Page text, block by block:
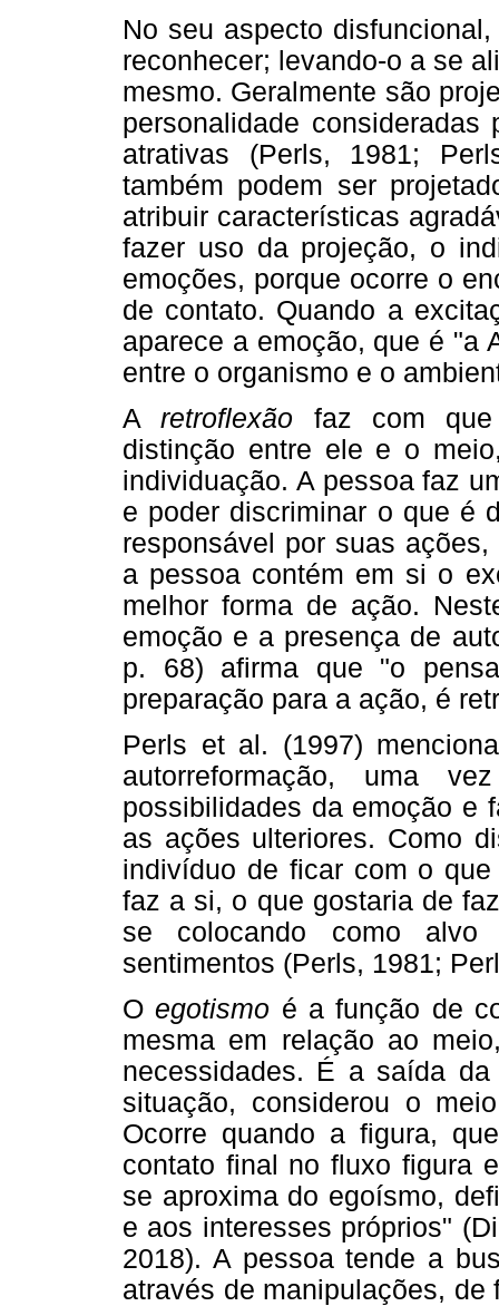
No seu aspecto
reconhecer; levando-o a se
mesmo. Geralmente são
personalidade
atrativas (Perls, 1981;
também podem ser
atribuir características
fazer uso da projeção, o
emoções, porque ocorre o
de contato. Quando a
aparece a emoção, que é "a
entre o organismo e o
Aretroflexão faz com que
distinção entre ele e o
individuação. A pessoa faz
e poder discriminar o que é
responsável por suas
a pessoa contém em si o
melhor forma de ação.
emoção e a presença de
p. 68) afirma que "o
preparação para a ação, é
Perls et al. (1997)
autorreformação, uma
possibilidades da emoção e
as ações ulteriores. Como
indivíduo de ficar com o
faz a si, o que gostaria de
se colocando como
sentimentos (Perls, 1981;
Oegotismo é a função de
mesma em relação ao
necessidades. É a saída
situação, considerou o
Ocorre quando a figura,
contato final no fluxo figura
se aproxima do egoísmo,
e aos interesses próprios"
2018). A pessoa tende a
através de manipulações,